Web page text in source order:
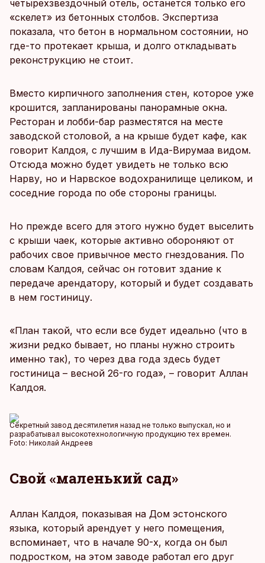
четырехзвездочный отель, останется только его
«скелет» из бетонных столбов. Экспертиза
показала, что бетон в нормальном состоянии, но
где-то протекает крыша, и долго откладывать
реконструкцию не стоит.
Вместо кирпичного заполнения стен, которое уже
крошится, запланированы панорамные окна.
Ресторан и лобби-бар разместятся на месте
заводской столовой, а на крыше будет кафе, как
говорит Калдоя, с лучшим в Ида-Вирумаа видом.
Отсюда можно будет увидеть не только всю
Нарву, но и Нарвское водохранилище целиком, и
соседние города по обе стороны границы.
Но прежде всего для этого нужно будет выселить
с крыши чаек, которые активно обороняют от
рабочих свое привычное место гнездования. По
словам Калдоя, сейчас он готовит здание к
передаче арендатору, который и будет создавать
в нем гостиницу.
«План такой, что если все будет идеально (что в
жизни редко бывает, но планы нужно строить
именно так), то через два года здесь будет
гостиница – весной 26-го года», – говорит Аллан
Калдоя.
Секретный завод десятилетия назад не только выпускал, но и
разрабатывал высокотехнологичную продукцию тех времен.
Foto: Николай Андреев
Свой «маленький сад»
Аллан Калдоя, показывая на Дом эстонского
языка, который арендует у него помещения,
вспоминает, что в начале 90-х, когда он был
подростком, на этом заводе работал его друг